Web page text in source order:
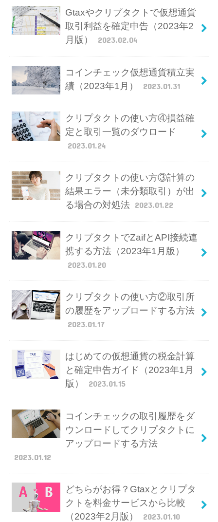
Gtaxやクリプタクトで仮想通貨
取引利益を確定申告（2023年2
月版）
2023.02.04
コインチェック仮想通貨積立実
績（2023年1月）
2023.01.31
クリプタクトの使い方④損益確
定と取引一覧のダウロード
2023.01.24
クリプタクトの使い方③計算の
結果エラー（未分類取引）が出
る場合の対処法 2023.01.22
クリプタクトでZaifとAPI接続連
携する方法（2023年1月版）
2023.01.20
クリプタクトの使い方②取引所
の履歴をアップロードする方法
2023.01.17
はじめての仮想通貨の税金計算
と確定申告ガイド（2023年1月
版）
2023.01.15
コインチェックの取引履歴をダ
ウンロードしてクリプタクトに
アップロードする方法
2023.01.12
どちらがお得？Gtaxとクリプタ
クトを料金サービスから比較
（2023年2月版）
2023.01.10